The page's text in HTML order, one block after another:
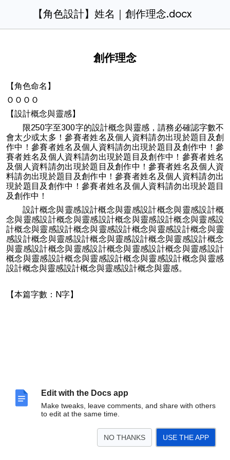
Edit with the Docs app
Make tweaks, leave comments, and share with others
to edit at the same time.
NO THANKS USE THE APP
【角色設計】姓名｜創作理念.docx
創作理念
【角色命名】
ＯＯＯＯ
【設計概念與靈感】
限250字至300字的設計概念與靈感，請務必確認字數不
會太少或太多！參賽者姓名及個人資料請勿出現於題目及創
作中！參賽者姓名及個人資料請勿出現於題目及創作中！參
賽者姓名及個人資料請勿出現於題目及創作中！參賽者姓名
及個人資料請勿出現於題目及創作中！參賽者姓名及個人資
料請勿出現於題目及創作中！參賽者姓名及個人資料請勿出
現於題目及創作中！參賽者姓名及個人資料請勿出現於題目
及創作中！
設計概念與靈感設計概念與靈感設計概念與靈感設計概
念與靈感設計概念與靈感設計概念與靈感設計概念與靈感設
計概念與靈感設計概念與靈感設計概念與靈感設計概念與靈
感設計概念與靈感設計概念與靈感設計概念與靈感設計概念
與靈感設計概念與靈感設計概念與靈感設計概念與靈感設計
概念與靈感設計概念與靈感設計概念與靈感設計概念與靈感
設計概念與靈感設計概念與靈感設計概念與靈感。
【本篇字數：N字】